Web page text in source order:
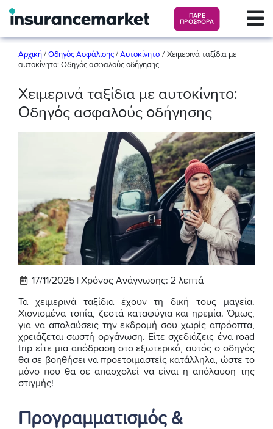
ΠΑΡΕ
ΠΡΟΣΦΟΡΑ
Αρχική / Οδηγός Ασφάλισης / Αυτοκίνητο / Χειμερινά ταξίδια με
αυτοκίνητο: Οδηγός ασφαλούς οδήγησης
Χειμερινά ταξίδια με αυτοκίνητο:
Οδηγός ασφαλούς οδήγησης
17/11/2025 | Χρόνος Ανάγνωσης: 2 λεπτά
Τα χειμερινά ταξίδια έχουν τη δική τους μαγεία.
Χιονισμένα τοπία, ζεστά καταφύγια και ηρεμία. Όμως,
για να απολαύσεις την εκδρομή σου χωρίς απρόοπτα,
χρειάζεται σωστή οργάνωση. Είτε σχεδιάζεις ένα road
trip είτε μια απόδραση στο εξωτερικό, αυτός ο οδηγός
θα σε βοηθήσει να προετοιμαστείς κατάλληλα, ώστε το
μόνο που θα σε απασχολεί να είναι η απόλαυση της
στιγμής!
Προγραμματισμός &